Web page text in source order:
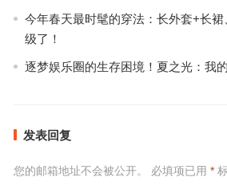
今年春天最时髦的穿法：长外套+长
级了！
逐梦娱乐圈的生存困境！夏之光：我
发表回复
您的邮箱地址不会被公开。 必填项已用 *